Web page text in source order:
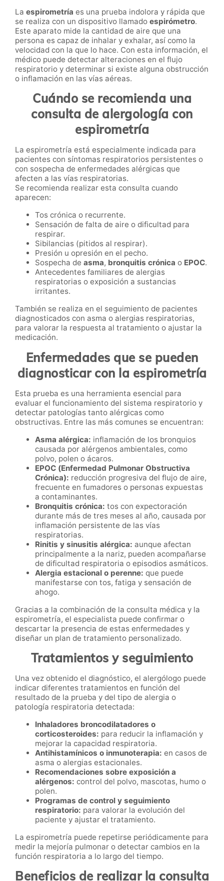
La espirometría es una prueba indolora y rápida que
se realiza con un dispositivo llamado espirómetro.
Este aparato mide la cantidad de aire que una
persona es capaz de inhalar y exhalar, así como la
velocidad con la que lo hace. Con esta información, el
médico puede detectar alteraciones en el flujo
respiratorio y determinar si existe alguna obstrucción
o inflamación en las vías aéreas.
Cuándo se recomienda una
consulta de alergología con
espirometría
La espirometría está especialmente indicada para
pacientes con síntomas respiratorios persistentes o
con sospecha de enfermedades alérgicas que
afecten a las vías respiratorias.
Se recomienda realizar esta consulta cuando
aparecen:
Tos crónica o recurrente.
Sensación de falta de aire o dificultad para
respirar.
Sibilancias (pitidos al respirar).
Presión u opresión en el pecho.
Sospecha de asma, bronquitis crónica o EPOC.
Antecedentes familiares de alergias
respiratorias o exposición a sustancias
irritantes.
También se realiza en el seguimiento de pacientes
diagnosticados con asma o alergias respiratorias,
para valorar la respuesta al tratamiento o ajustar la
medicación.
Enfermedades que se pueden
diagnosticar con la espirometría
Esta prueba es una herramienta esencial para
evaluar el funcionamiento del sistema respiratorio y
detectar patologías tanto alérgicas como
obstructivas. Entre las más comunes se encuentran:
Asma alérgica: inflamación de los bronquios
causada por alérgenos ambientales, como
polvo, polen o ácaros.
EPOC (Enfermedad Pulmonar Obstructiva
Crónica): reducción progresiva del flujo de aire,
frecuente en fumadores o personas expuestas
a contaminantes.
Bronquitis crónica: tos con expectoración
durante más de tres meses al año, causada por
inflamación persistente de las vías
respiratorias.
Rinitis y sinusitis alérgica: aunque afectan
principalmente a la nariz, pueden acompañarse
de dificultad respiratoria o episodios asmáticos.
Alergia estacional o perenne: que puede
manifestarse con tos, fatiga y sensación de
ahogo.
Gracias a la combinación de la consulta médica y la
espirometría, el especialista puede confirmar o
descartar la presencia de estas enfermedades y
diseñar un plan de tratamiento personalizado.
Tratamientos y seguimiento
Una vez obtenido el diagnóstico, el alergólogo puede
indicar diferentes tratamientos en función del
resultado de la prueba y del tipo de alergia o
patología respiratoria detectada:
Inhaladores broncodilatadores o
corticosteroides: para reducir la inflamación y
mejorar la capacidad respiratoria.
Antihistamínicos o inmunoterapia: en casos de
asma o alergias estacionales.
Recomendaciones sobre exposición a
alérgenos: control del polvo, mascotas, humo o
polen.
Programas de control y seguimiento
respiratorio: para valorar la evolución del
paciente y ajustar el tratamiento.
La espirometría puede repetirse periódicamente para
medir la mejoría pulmonar o detectar cambios en la
función respiratoria a lo largo del tiempo.
Beneficios de realizar la consulta